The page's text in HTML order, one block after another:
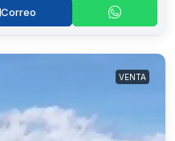
Correo
VENTA